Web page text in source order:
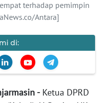
terhadap pemimpin
Antara]
di:
-Ketua DPRD